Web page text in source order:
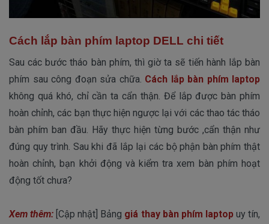
Cách lắp bàn phím laptop DELL chi tiết
Sau các bước tháo bàn phím, thì giờ ta sẽ tiến hành lắp bàn
phím sau công đoạn sửa chữa. Cách lắp bàn phím laptop
không quá khó, chỉ cần ta cẩn thận. Để lắp được bàn phím
hoàn chỉnh, các bạn thực hiện ngược lại với các thao tác tháo
bàn phím ban đầu. Hãy thực hiện từng bước ,cẩn thận như
đúng quy trình. Sau khi đã lắp lại các bộ phận bàn phím thật
hoàn chỉnh, bạn khởi động và kiểm tra xem bàn phím hoạt
động tốt chưa?
Xem thêm: [Cập nhật] Bảng giá thay bàn phím laptopuy tín,